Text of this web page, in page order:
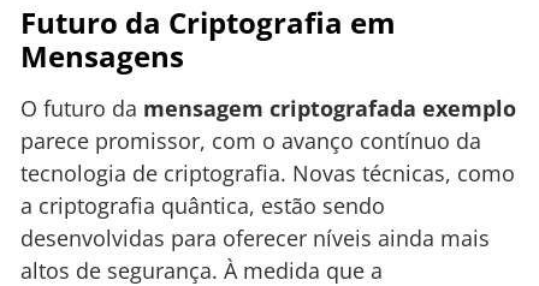
Futuro da Criptografia em
Mensagens
O futuro da mensagem criptografada exemplo
parece promissor, com o avanço contínuo da
tecnologia de criptografia. Novas técnicas, como
a criptografia quântica, estão sendo
desenvolvidas para oferecer níveis ainda mais
altos de segurança. À medida que a